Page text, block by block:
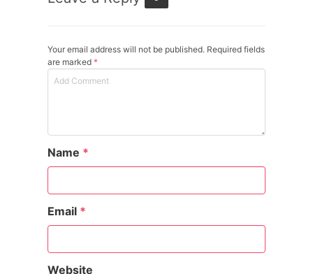
Your email address will not be published. Required fields
are marked *
Name *
Email *
Website